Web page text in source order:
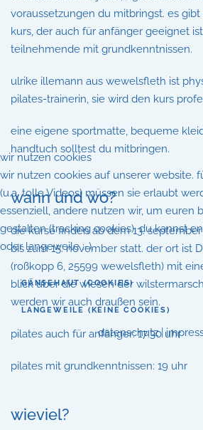
voraussetzungen du mitbringst. es
kurs, der auch für anfänger geeignet
teilnehmende mit grundkenntnissen.
ulrike illemann aus wewelsfleth ist
pilates-trainerin, sie wird den kurs
eine eigene sportmatte, bequeme
handtuch solltest du mitbringen.
wann und wo?
die kurse finden ab dem 13.
bis zum 15. november statt. der ort ist
(roßkopp 6, 25599 wewelsfleth) mit
blick über die wiesen der
werden wir auch draußen sein.
pilates auch für anfänger: 17:30 uhr
pilates mit grundkenntnissen: 19 uhr
wieviel?
wir nutzen cookies
wir nutzen cookies auf unserer website.
(u.a. tolle Videos) müssen sie erlaubt
essenziell, andere nutzen wir, um euren
gestalten (tracking cookies). du kannst
oder langeweile :-).
GÄNSEHAUT (COOKIES)
LANGEWEILE (KEINE COOKIES)
datenschutz|